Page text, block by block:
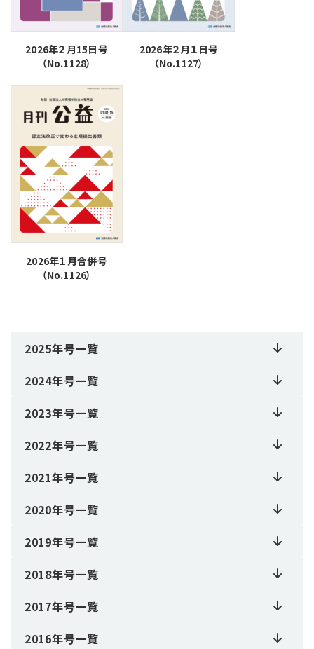
2026年２月15日号
（No.1128）
2026年２月１日号
（No.1127）
2026年１月合併号
（No.1126）
2025年号一覧
2024年号一覧
2023年号一覧
2022年号一覧
2021年号一覧
2020年号一覧
2019年号一覧
2018年号一覧
2017年号一覧
2016年号一覧